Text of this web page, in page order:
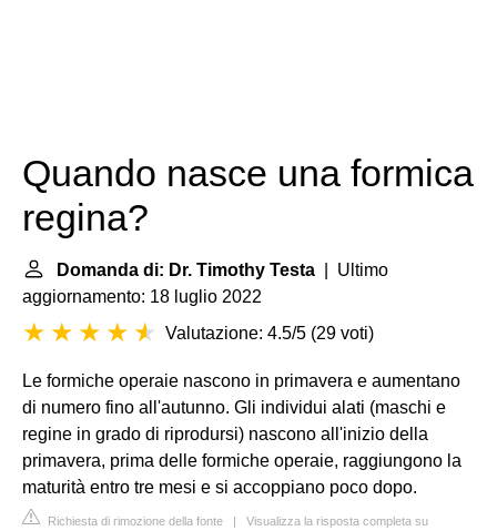
Quando nasce una formica
regina?
Domanda di: Dr. Timothy Testa | Ultimo
aggiornamento: 18 luglio 2022
Valutazione: 4.5/5 (29 voti)
Le formiche operaie nascono in primavera e aumentano
di numero fino all'autunno. Gli individui alati (maschi e
regine in grado di riprodursi) nascono all'inizio della
primavera, prima delle formiche operaie, raggiungono la
maturità entro tre mesi e si accoppiano poco dopo.
Richiesta di rimozione della fonte | Visualizza la risposta completa su